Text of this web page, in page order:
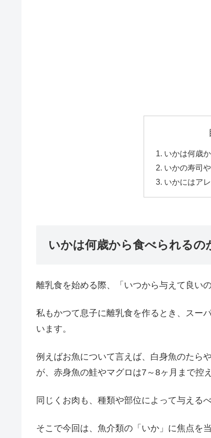
いかは何歳
いかの寿司
いかにはア
いかは何歳から食べられるの
離乳食を始める際、「いつから与えて良い
私もかつて息子に離乳食を作るとき、スー
います。
例えばお魚について言えば、白身魚のたら
が、赤身魚の鮭やマグロは7～8ヶ月まで控
同じくお肉も、種類や部位によって与える
そこで今回は、魚介類の「いか」に焦点を